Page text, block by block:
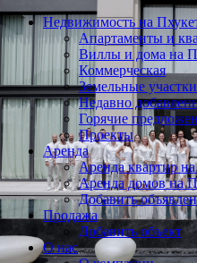
Недвижимость на
Апартаменты и
Виллы и дома на
Коммерческая
Земельные участки
Недавно
Горячие
Проекты
Аренда
Аренда квартир
Аренда домов на
Добавить
Продажа
Добавить объект
О нас